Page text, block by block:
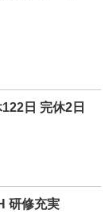
日 完休2日
研修充実